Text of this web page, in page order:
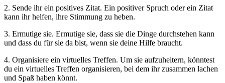
2. Sende ihr ein positives Zitat. Ein positiver Spruch oder ein Zitat
kann ihr helfen, ihre Stimmung zu heben.
3. Ermutige sie. Ermutige sie, dass sie die Dinge durchstehen kann
und dass du für sie da bist, wenn sie deine Hilfe braucht.
4. Organisiere ein virtuelles Treffen. Um sie aufzuheitern, könntest
du ein virtuelles Treffen organisieren, bei dem ihr zusammen lachen
und Spaß haben könnt.